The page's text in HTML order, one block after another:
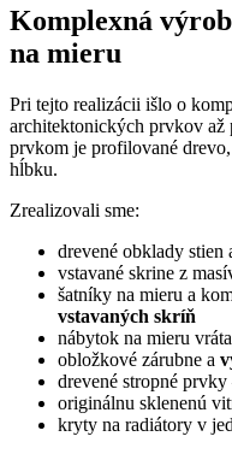
Komplexná
na mieru
Pri tejto realizácii išlo o
architektonických prvkov až
prvkom je profilované
hĺbku.
Zrealizovali sme:
drevené obklady stien
vstavané skrine z
šatníky na mieru a
vstavaných skríň
nábytok na mieru
obložkové zárubne a
drevené stropné
originálnu sklenenú
kryty na radiátory v